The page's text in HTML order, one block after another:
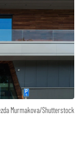
Murmakova/Shutterstock